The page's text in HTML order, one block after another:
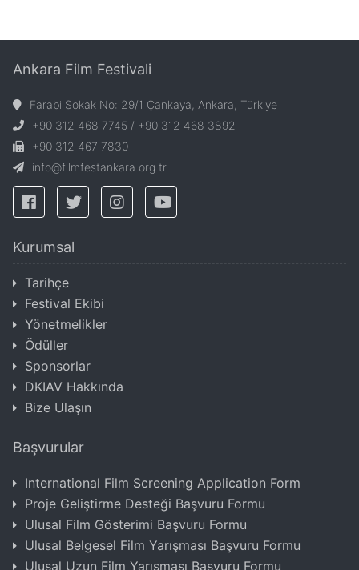
Ankara Film Festivali
Farabi Sokak No: 29/1 Çankaya, Ankara, Türkiye
+90 312 468 7745 / +90 312 468 3892
+90 312 467 7830
info@filmfestankara.org.tr
Kurumsal
Tarihçe
Festival Ekibi
Yönetmelikler
Ödüller
Sponsorlar
DKIAV Hakkında
Bize Ulaşın
Başvurular
International Film Screening Application Form
Proje Geliştirme Desteği Başvuru Formu
Ulusal Film Gösterimi Başvuru Formu
Ulusal Belgesel Film Yarışması Başvuru Formu
Ulusal Uzun Film Yarışması Başvuru Formu